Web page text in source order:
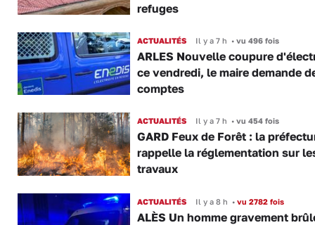
refuges
ACTUALITÉS Il y a 7 h •vu 496 fois
ARLES Nouvelle coupure
ce vendredi, le maire demande
comptes
ACTUALITÉS Il y a 7 h •vu 454 fois
GARD Feux de Forêt : la
rappelle la réglementation sur
travaux
ACTUALITÉS Il y a 8 h •vu 2782 fois
ALÈS Un homme gravement